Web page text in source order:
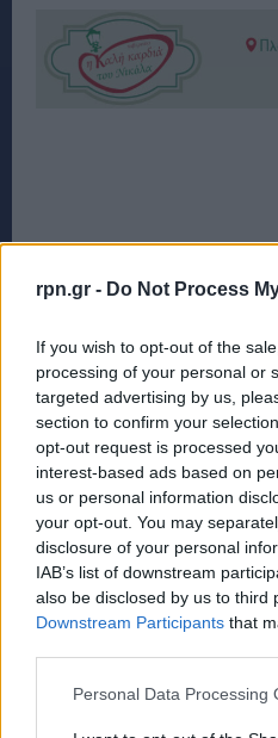
rpn.gr - Do Not Process
If you wish to opt-out of the
processing of your personal or
targeted advertising by us,
section to confirm your
opt-out request is processed
interest-based ads based on
us or personal information
your opt-out. You may
disclosure of your personal
IAB’s list of downstream
also be disclosed by us to third
Downstream Participants that
Personal Data Processing